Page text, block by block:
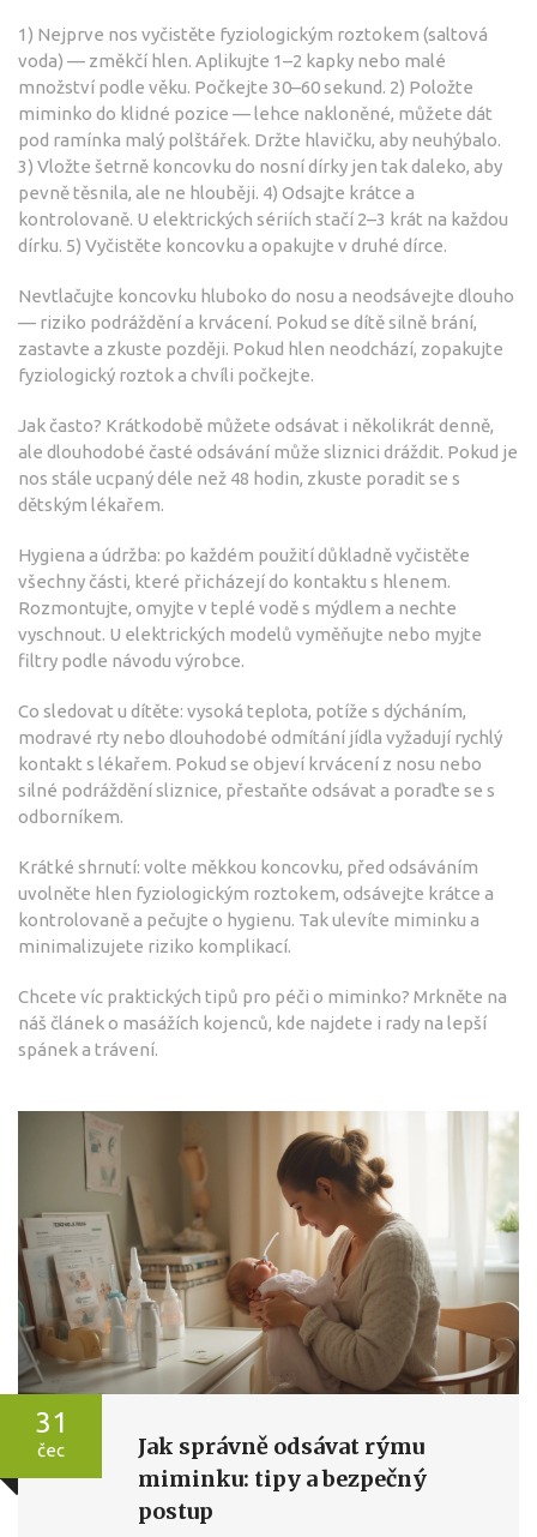
1) Nejprve nos vyčistěte fyziologickým roztokem (saltová
voda) — změkčí hlen. Aplikujte 1–2 kapky nebo malé
množství podle věku. Počkejte 30–60 sekund. 2) Položte
miminko do klidné pozice — lehce nakloněné, můžete dát
pod ramínka malý polštářek. Držte hlavičku, aby neuhýbalo.
3) Vložte šetrně koncovku do nosní dírky jen tak daleko, aby
pevně těsnila, ale ne hlouběji. 4) Odsajte krátce a
kontrolovaně. U elektrických sériích stačí 2–3 krát na každou
dírku. 5) Vyčistěte koncovku a opakujte v druhé dírce.
Nevtlačujte koncovku hluboko do nosu a neodsávejte dlouho
— riziko podráždění a krvácení. Pokud se dítě silně brání,
zastavte a zkuste později. Pokud hlen neodchází, zopakujte
fyziologický roztok a chvíli počkejte.
Jak často? Krátkodobě můžete odsávat i několikrát denně,
ale dlouhodobé časté odsávání může sliznici dráždit. Pokud je
nos stále ucpaný déle než 48 hodin, zkuste poradit se s
dětským lékařem.
Hygiena a údržba: po každém použití důkladně vyčistěte
všechny části, které přicházejí do kontaktu s hlenem.
Rozmontujte, omyjte v teplé vodě s mýdlem a nechte
vyschnout. U elektrických modelů vyměňujte nebo myjte
filtry podle návodu výrobce.
Co sledovat u dítěte: vysoká teplota, potíže s dýcháním,
modravé rty nebo dlouhodobé odmítání jídla vyžadují rychlý
kontakt s lékařem. Pokud se objeví krvácení z nosu nebo
silné podráždění sliznice, přestaňte odsávat a poraďte se s
odborníkem.
Krátké shrnutí: volte měkkou koncovku, před odsáváním
uvolněte hlen fyziologickým roztokem, odsávejte krátce a
kontrolovaně a pečujte o hygienu. Tak ulevíte miminku a
minimalizujete riziko komplikací.
Chcete víc praktických tipů pro péči o miminko? Mrkněte na
náš článek o masážích kojenců, kde najdete i rady na lepší
spánek a trávení.
31
čec
Jak správně odsávat rýmu
miminku: tipy a bezpečný
postup